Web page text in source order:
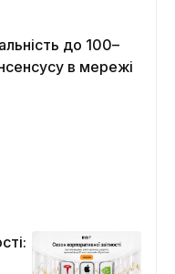
до 100–
в мережі